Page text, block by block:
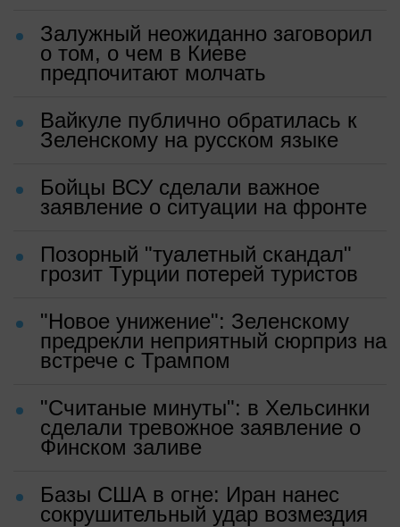
Залужный неожиданно заговорил
о том, о чем в Киеве
предпочитают молчать
Вайкуле публично обратилась к
Зеленскому на русском языке
Бойцы ВСУ сделали важное
заявление о ситуации на фронте
Позорный "туалетный скандал"
грозит Турции потерей туристов
"Новое унижение": Зеленскому
предрекли неприятный сюрприз на
встрече с Трампом
"Считаные минуты": в Хельсинки
сделали тревожное заявление о
Финском заливе
Базы США в огне: Иран нанес
сокрушительный удар возмездия